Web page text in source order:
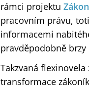
rámci projektu
pracovním právu,
informacemi
pravděpodobně
Takzvaná
transformace